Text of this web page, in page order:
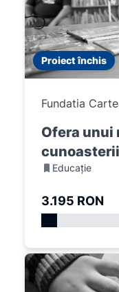
Proiect închis
Fundatia
Ofera unui
cunoasterii
Educație
3.195 RON